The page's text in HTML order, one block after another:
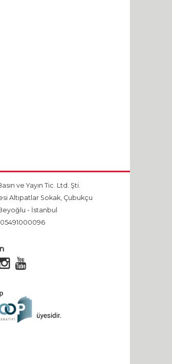
ve Yayın Tic. Ltd. Şti.
Altıpatlar Sokak, Çubukçu
Beyoğlu - İstanbul
05491000096